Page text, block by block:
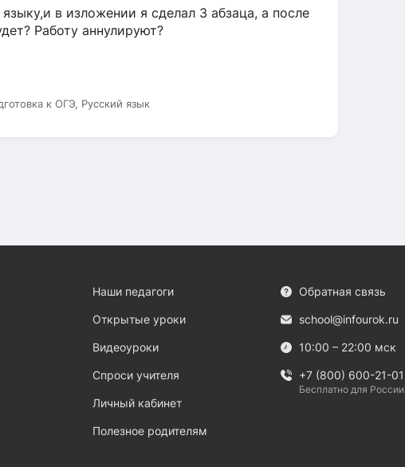
в изложении я сделал 3 абзаца, а после
Работу аннулируют?
к ОГЭ, Русский язык
Наши педагоги
Открытые уроки
Видеоуроки
Спроси учителя
Личный кабинет
Полезное родителям
Обратная связь
school@infourok.ru
10:00 – 22:00 мск
+7 (800) 600-21-01
Бесплатно для России